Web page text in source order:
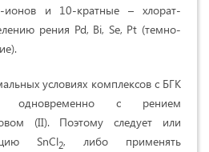
ионов и 10-кратные – хлорат-
рения Pd, Bi, Se, Pt (темно-
условиях комплексов с БГК
с рением
(II). Поэтому следует или
SnCl2, либо применять